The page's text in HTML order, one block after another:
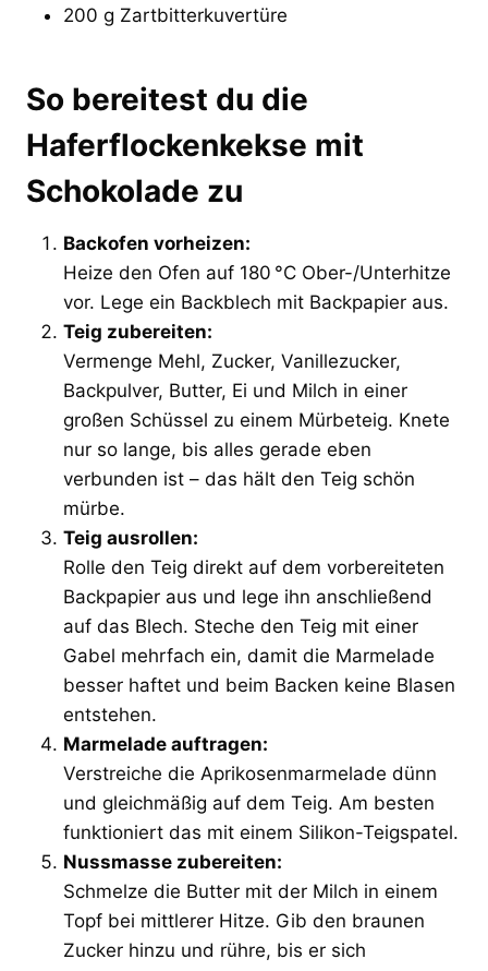
200 g Zartbitterkuvertüre
So bereitest du die
Haferflockenkekse mit
Schokolade zu
Backofen vorheizen:
Heize den Ofen auf 180 °C Ober-/Unterhitze
vor. Lege ein Backblech mit Backpapier aus.
Teig zubereiten:
Vermenge Mehl, Zucker, Vanillezucker,
Backpulver, Butter, Ei und Milch in einer
großen Schüssel zu einem Mürbeteig. Knete
nur so lange, bis alles gerade eben
verbunden ist – das hält den Teig schön
mürbe.
Teig ausrollen:
Rolle den Teig direkt auf dem vorbereiteten
Backpapier aus und lege ihn anschließend
auf das Blech. Steche den Teig mit einer
Gabel mehrfach ein, damit die Marmelade
besser haftet und beim Backen keine Blasen
entstehen.
Marmelade auftragen:
Verstreiche die Aprikosenmarmelade dünn
und gleichmäßig auf dem Teig. Am besten
funktioniert das mit einem Silikon-Teigspatel.
Nussmasse zubereiten:
Schmelze die Butter mit der Milch in einem
Topf bei mittlerer Hitze. Gib den braunen
Zucker hinzu und rühre, bis er sich